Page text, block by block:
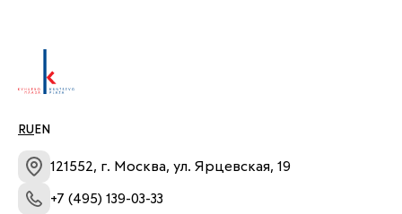
среднем ценовом сегменте.
RU EN
121552, г. Москва, ул. Ярцевская, 19
+7 (495) 139-03-33